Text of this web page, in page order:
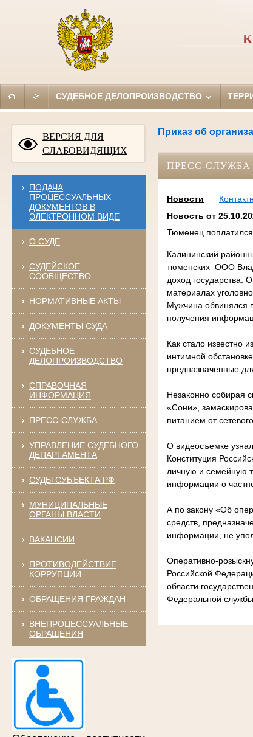
СУДЕБНОЕ ДЕЛОПРОИЗВОДСТВО
ВЕРСИЯ ДЛЯ
СЛАБОВИДЯЩИХ
ПОДАЧА
ПРОЦЕССУАЛЬНЫХ
ДОКУМЕНТОВ В
ЭЛЕКТРОННОМ ВИДЕ
О СУДЕ
СУДЕЙСКОЕ
СООБЩЕСТВО
НОРМАТИВНЫЕ АКТЫ
ДОКУМЕНТЫ СУДА
СУДЕБНОЕ
ДЕЛОПРОИЗВОДСТВО
СПРАВОЧНАЯ
ИНФОРМАЦИЯ
ПРЕСС-СЛУЖБА
УПРАВЛЕНИЕ СУДЕБНОГО
ДЕПАРТАМЕНТА
СУДЫ СУБЪЕКТА РФ
МУНИЦИПАЛЬНЫЕ
ОРГАНЫ ВЛАСТИ
ВАКАНСИИ
ПРОТИВОДЕЙСТВИЕ
КОРРУПЦИИ
ОБРАЩЕНИЯ ГРАЖДАН
ВНЕПРОЦЕССУАЛЬНЫЕ
ОБРАЩЕНИЯ
Приказ об
ПРЕСС-СЛУЖБА
Новости
Новость от
Тюменец
Калининский
тюменских ООО
доход государства.
материалах
Мужчина обвинялся
получения
Как стало известно
интимной
предназначенные
Незаконно собирая
«Сони»,
питанием от
О видеосъемке
Конституция
личную и семейную
информации о
А по закону «Об
средств,
информации, не
Оперативно-
Российской
области
Федеральной